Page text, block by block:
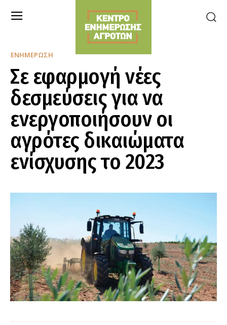
ΕΝΗΜΈΡΩΣΗ
Σε εφαρμογή νέες
δεσμεύσεις για να
ενεργοποιήσουν οι
αγρότες δικαιώματα
ενίσχυσης το 2023